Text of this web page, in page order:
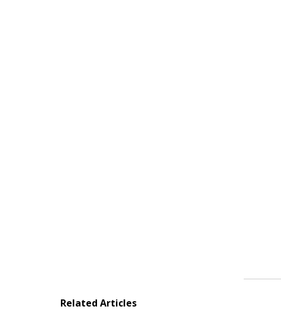
Related Articles